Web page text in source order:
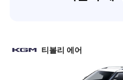
티볼리 에어